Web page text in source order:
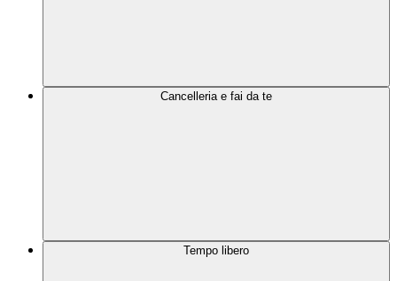
Cancelleria e fai da te
Tempo libero